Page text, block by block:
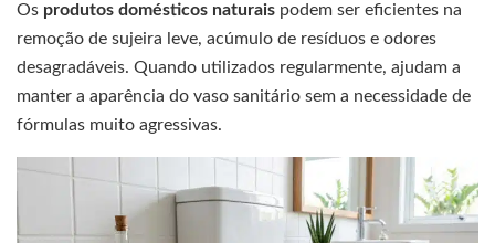
Os produtos domésticos naturais podem ser eficientes na
remoção de sujeira leve, acúmulo de resíduos e odores
desagradáveis. Quando utilizados regularmente, ajudam a
manter a aparência do vaso sanitário sem a necessidade de
fórmulas muito agressivas.